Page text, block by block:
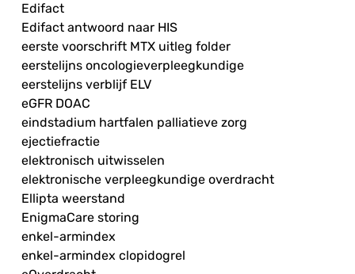
Edifact
Edifact antwoord naar HIS
eerste voorschrift MTX uitleg folder
eerstelijns oncologieverpleegkundige
eerstelijns verblijf ELV
eGFR DOAC
eindstadium hartfalen palliatieve zorg
ejectiefractie
elektronisch uitwisselen
elektronische verpleegkundige overdracht
Ellipta weerstand
EnigmaCare storing
enkel-armindex
enkel-armindex clopidogrel